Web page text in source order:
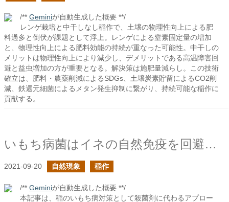
/** Geminiが自動生成した概要 **/
レンゲ栽培と中干しなし稲作で、土壌の物理性向上による肥
料過多と倒伏が課題として浮上。レンゲによる窒素固定量の増加
と、物理性向上による肥料効能の持続が重なった可能性。中干しの
メリットは物理性向上により減少し、デメリットである高温障害回
避と益虫増加の方が重要となる。解決策は施肥量減らし。この技術
確立は、肥料・農薬削減によるSDGs、土壌炭素貯留によるCO2削
減、鉄還元細菌によるメタン発生抑制に繋がり、持続可能な稲作に
貢献する。
いもち病菌はイネの自然免疫を回避する
2021-09-20 自然現象 稲作
/** Geminiが自動生成した概要 **/
本記事は、稲のいもち病対策として殺菌剤に代わるアプロー